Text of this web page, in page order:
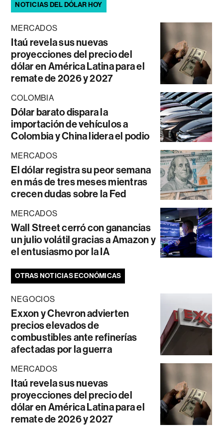
NOTICIAS DEL DÓLAR HOY
MERCADOS
Itaú revela sus nuevas
proyecciones del precio del
dólar en América Latina para el
remate de 2026 y 2027
COLOMBIA
Dólar barato dispara la
importación de vehículos a
Colombia y China lidera el podio
MERCADOS
El dólar registra su peor semana
en más de tres meses mientras
crecen dudas sobre la Fed
MERCADOS
Wall Street cerró con ganancias
un julio volátil gracias a Amazon y
el entusiasmo por la IA
OTRAS NOTICIAS ECONÓMICAS
NEGOCIOS
Exxon y Chevron advierten
precios elevados de
combustibles ante refinerías
afectadas por la guerra
MERCADOS
Itaú revela sus nuevas
proyecciones del precio del
dólar en América Latina para el
remate de 2026 y 2027